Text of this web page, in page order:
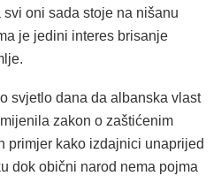
oni sada stoje na nišanu
je jedini interes brisanje
svjetlo dana da albanska vlast
zakon o zaštićenim
primjer kako izdajnici unaprijed
dok obični narod nema pojma